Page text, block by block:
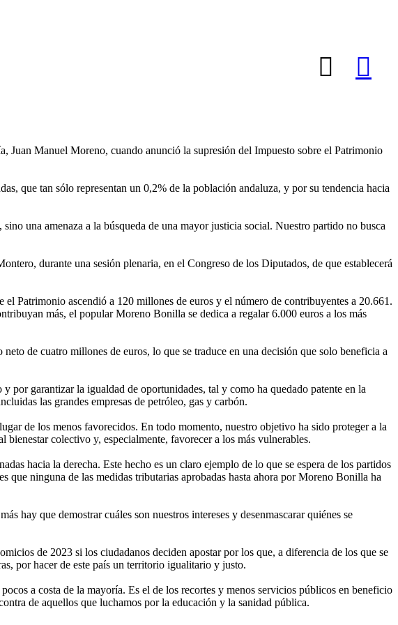
Juan Manuel Moreno, cuando anunció la supresión del Impuesto sobre el Patrimonio
que tan sólo representan un 0,2% de la población andaluza, y por su tendencia hacia
una amenaza a la búsqueda de una mayor justicia social. Nuestro partido no busca
durante una sesión plenaria, en el Congreso de los Diputados, de que establecerá
Patrimonio ascendió a 120 millones de euros y el número de contribuyentes a 20.661.
más, el popular Moreno Bonilla se dedica a regalar 6.000 euros a los más
de cuatro millones de euros, lo que se traduce en una decisión que solo beneficia a
por garantizar la igualdad de oportunidades, tal y como ha quedado patente en la
las grandes empresas de petróleo, gas y carbón.
de los menos favorecidos. En todo momento, nuestro objetivo ha sido proteger a la
bienestar colectivo y, especialmente, favorecer a los más vulnerables.
hacia la derecha. Este hecho es un claro ejemplo de lo que se espera de los partidos
que ninguna de las medidas tributarias aprobadas hasta ahora por Moreno Bonilla ha
hay que demostrar cuáles son nuestros intereses y desenmascarar quiénes se
de 2023 si los ciudadanos deciden apostar por los que, a diferencia de los que se
por hacer de este país un territorio igualitario y justo.
a costa de la mayoría. Es el de los recortes y menos servicios públicos en beneficio
de aquellos que luchamos por la educación y la sanidad pública.